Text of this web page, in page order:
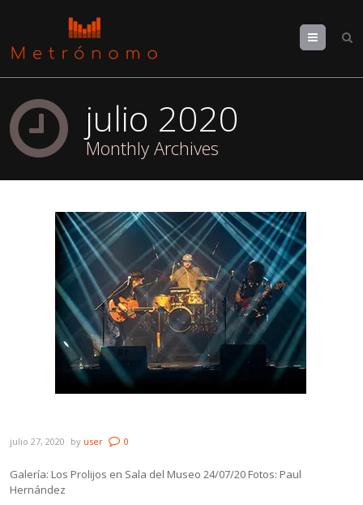
Menu
julio 2020
Monthly Archives
julio 27, 2020 by user 0
Galería: Los Prolijos en Sala del Museo 24/07/20 Fotos: Paul
Hernández